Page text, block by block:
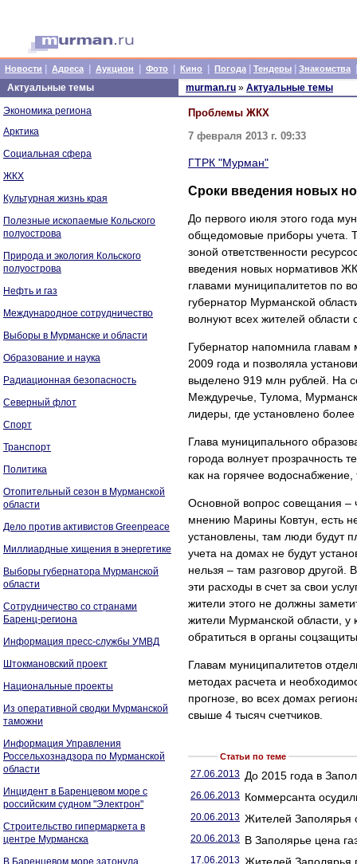
Новости Адреса Аукцион Фото Кино Погода Тендеры Знакомства
Актуальные темы
Экономика региона
Арктика
Социальная сфера
ЖКХ
Культурная жизнь края
Полезные ископаемые Кольского
полуострова
Природа и экология Кольского
полуострова
Нефть и газ
Международное сотрудничество
Выборы в Мурманске и области
Образование и наука
Радиационная безопасность
Северный флот
Спорт
Транспорт
Политика
Отопительный сезон в Мурманской
области
Дело против активистов Greenpeace
Миллиардные хищения в энергетике
Выборы губернатора Мурманской
области
Сотрудничество со странами
Баренц-региона
Информация пресс-службы УМВД
Штокмановский проект
Национальные проекты
Из оперативной сводки Мурманской
таможни
Информация Управления
Россельхознадзора по Мурманской
области
Инцидент в Баренцевом море с
российским судном "Электрон"
Строительство гипермаркета в
центре Мурманска
В Баренцевом море затонула
murman.ru » Актуальные темы
Проблемы ЖКХ
7 февраля 2013 г. 09:33
ГТРК "Мурман"
Сроки введения новых
До первого июля этого года
общедомовые приборы учета.
зоной ответственности
введения новых нормативов
главами муниципалитетов по
губернатор Мурманской
волнуют всех жителей
Губернатор напомнила главам
2009 года и позволяла
выделено 919 млн рублей. На
Междуречье, Тулома,
лидеры, где установлено
Глава муниципального
города волнует
как на горячее
Основной вопрос совещания –
мнению Марины Ковтун, есть
установлены, там люди будут
учета на домах не будут
нельзя – там разговор другой.
эти расходы в счет за свои
жители этого не должны
жители Мурманской области, у
обратиться в органы
Главам муниципалитетов
методах расчета и
прогнозе, во всех домах
свыше 4 тысяч счетчиков.
Статьи по теме
27.06.2013 До 2015 года в
26.06.2013 Коммерсанта
20.06.2013 Жителей Заполярья
20.06.2013 В Заполярье цена
17.06.2013